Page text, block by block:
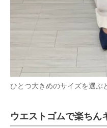
ひとつ大きめのサイズを選ぶ
ウエストゴムで楽ちん